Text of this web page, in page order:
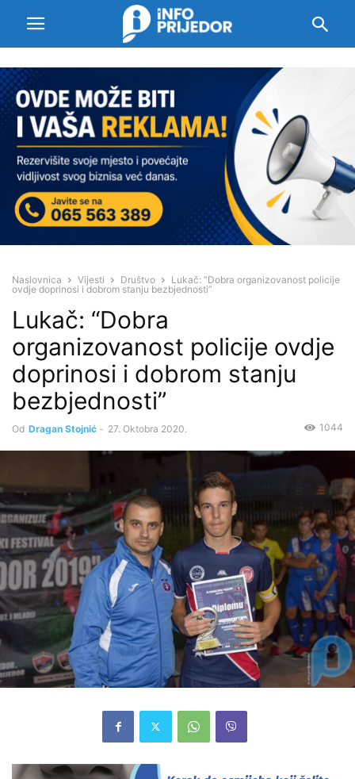
Naslovnica Vijesti Društvo
Lukač: “Dobra organizovanost policije
ovdje doprinosi i dobrom stanju bezbjednosti”
Lukač: “Dobra
organizovanost policije ovdje
doprinosi i dobrom stanju
bezbjednosti”
Od Dragan Stojnić - 27. Oktobra 2020. 1044